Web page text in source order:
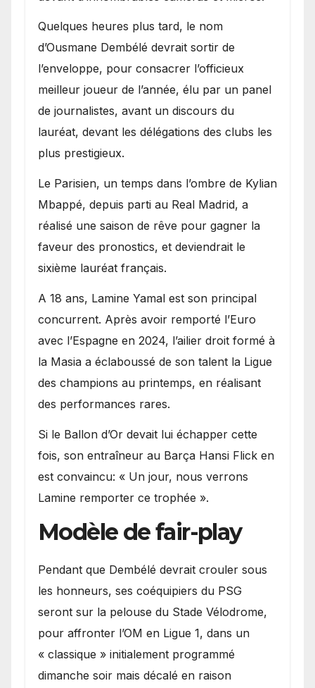
Quelques heures plus tard, le nom
d’Ousmane Dembélé devrait sortir de
l’enveloppe, pour consacrer l’officieux
meilleur joueur de l’année, élu par un panel
de journalistes, avant un discours du
lauréat, devant les délégations des clubs les
plus prestigieux.
Le Parisien, un temps dans l’ombre de Kylian
Mbappé, depuis parti au Real Madrid, a
réalisé une saison de rêve pour gagner la
faveur des pronostics, et deviendrait le
sixième lauréat français.
A 18 ans, Lamine Yamal est son principal
concurrent. Après avoir remporté l’Euro
avec l’Espagne en 2024, l’ailier droit formé à
la Masia a éclaboussé de son talent la Ligue
des champions au printemps, en réalisant
des performances rares.
Si le Ballon d’Or devait lui échapper cette
fois, son entraîneur au Barça Hansi Flick en
est convaincu: « Un jour, nous verrons
Lamine remporter ce trophée ».
Modèle de fair-play
Pendant que Dembélé devrait crouler sous
les honneurs, ses coéquipiers du PSG
seront sur la pelouse du Stade Vélodrome,
pour affronter l’OM en Ligue 1, dans un
« classique » initialement programmé
dimanche soir mais décalé en raison